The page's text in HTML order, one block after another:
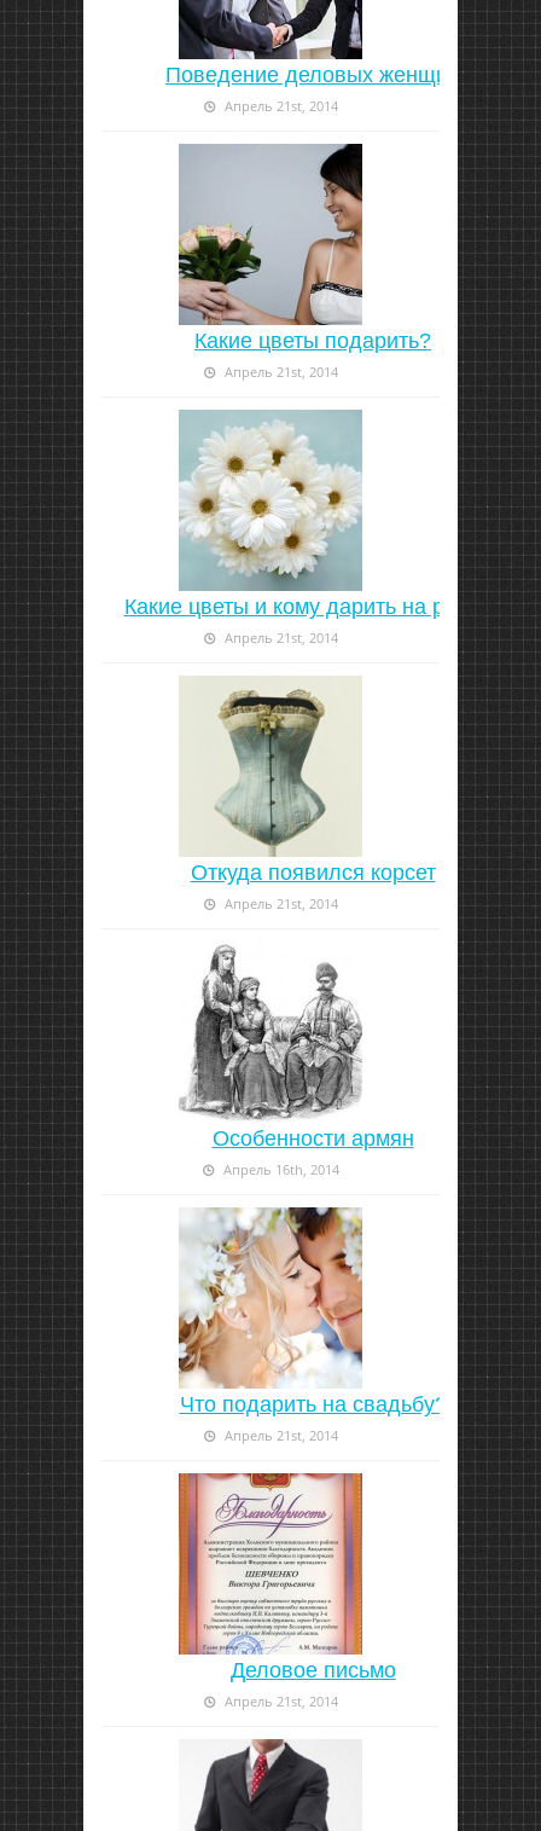
Поведение деловых женщин
Апрель 21st, 2014
Какие цветы подарить?
Апрель 21st, 2014
Какие цветы и кому дарить на работе
Апрель 21st, 2014
Откуда появился корсет
Апрель 21st, 2014
Особенности армян
Апрель 16th, 2014
Что подарить на свадьбу?
Апрель 21st, 2014
Деловое письмо
Апрель 21st, 2014